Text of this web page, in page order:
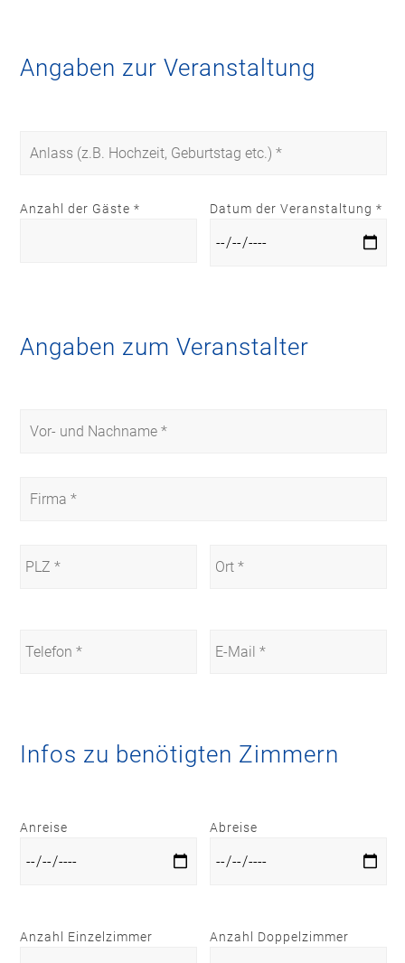
Angaben zur Veranstaltung
Anzahl der Gäste * Datum der Veranstaltung *
Angaben zum Veranstalter
Infos zu benötigten Zimmern
Anreise Abreise
Anzahl Einzelzimmer Anzahl Doppelzimmer